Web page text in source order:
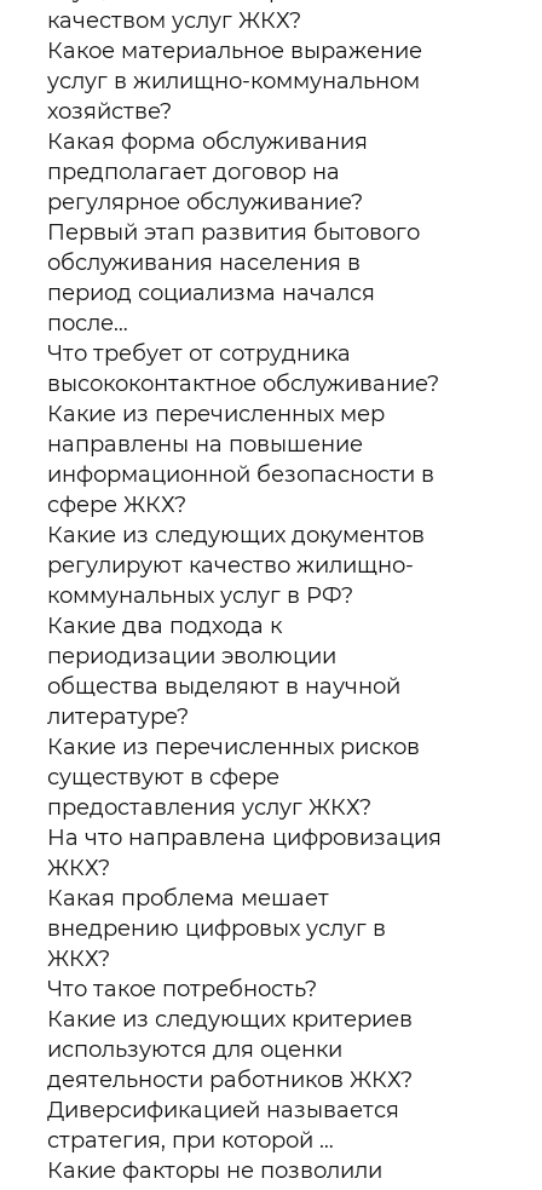
качеством услуг ЖКХ?
Какое материальное выражение
услуг в жилищно-коммунальном
хозяйстве?
Какая форма обслуживания
предполагает договор на
регулярное обслуживание?
Первый этап развития бытового
обслуживания населения в
период социализма начался
после…
Что требует от сотрудника
высококонтактное обслуживание?
Какие из перечисленных мер
направлены на повышение
информационной безопасности в
сфере ЖКХ?
Какие из следующих документов
регулируют качество жилищно-
коммунальных услуг в РФ?
Какие два подхода к
периодизации эволюции
общества выделяют в научной
литературе?
Какие из перечисленных рисков
существуют в сфере
предоставления услуг ЖКХ?
На что направлена цифровизация
ЖКХ?
Какая проблема мешает
внедрению цифровых услуг в
ЖКХ?
Что такое потребность?
Какие из следующих критериев
используются для оценки
деятельности работников ЖКХ?
Диверсификацией называется
стратегия, при которой …
Какие факторы не позволили